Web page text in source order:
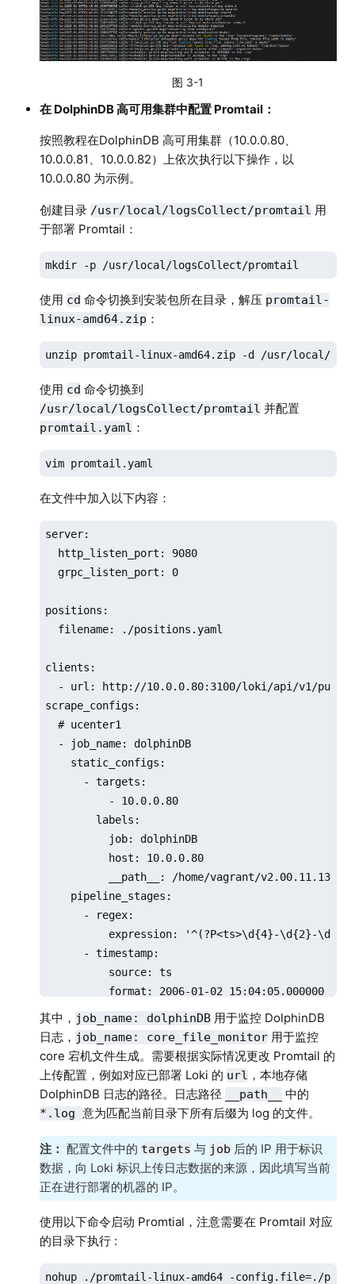
图 3-1
在 DolphinDB 高可用集群中配置 Promtail：
按照教程在DolphinDB 高可用集群（10.0.0.80、
10.0.0.81、10.0.0.82）上依次执行以下操作，以
10.0.0.80 为示例。
创建目录 /usr/local/logsCollect/promtail 用
于部署 Promtail：
mkdir -p /usr/local/logsCollect/promtail
使用 cd 命令切换到安装包所在目录，解压 promtail-
linux-amd64.zip ：
unzip promtail-linux-amd64.zip -d /usr/local/
使用 cd 命令切换到
/usr/local/logsCollect/promtail 并配置
promtail.yaml ：
vim promtail.yaml
在文件中加入以下内容：
server:
  http_listen_port: 9080
  grpc_listen_port: 0
positions:
  filename: ./positions.yaml
clients:
- url: http://10.0.0.80:3100/loki/api/v1/push #
scrape_configs:
  # ucenter1
  - job_name: dolphinDB
    static_configs:
      - targets:
          - 10.0.0.80
        labels:
          job: dolphinDB
          host: 10.0.0.80
__path__: /home/vagrant/v2.00.11.13/
    pipeline_stages:
      - regex:
expression: '^(?P<ts>\d{4}-\d{2}-
      - timestamp:
          source: ts
          format: 2006-01-02 15:04:05.000000
          timezone: "China/Beijing"
      - labels:
          level:
      - output:
          source: message
  - job_name: core_file_monitor
      - targets:
          - 10.0.0.80
        labels:
          job: core_files
          host: 10.0.0.80
__path__: /home/vagrant/v2.00.11.13/
      - labels:
其中， job_name: dolphinDB用于监控 DolphinDB
日志， job_name: core_file_monitor用于监控
core 宕机文件生成。需要根据实际情况更改 Promtail 的
上传配置，例如对应已部署 Loki 的 url ，本地存储
DolphinDB 日志的路径。日志路径
__path__ 中的
*.log 意为匹配当前目录下所有后缀为 log 的文件。
注： 配置文件中的 targets 与 job 后的 IP 用于标识
数据，向 Loki 标识上传日志数据的来源，因此填写当前
正在进行部署的机器的 IP。
使用以下命令启动 Promtial，注意需要在 Promtail 对应
的目录下执行 :
nohup ./promtail-linux-amd64 -config.file=./